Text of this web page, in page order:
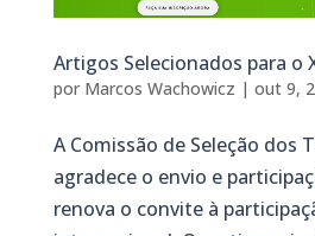
Artigos Selecionados para o
por Marcos Wachowicz | out 9,
A Comissão de Seleção dos
agradece o envio e
renova o convite à